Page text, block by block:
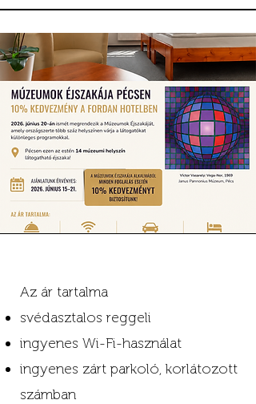
Az ár tartalma
svédasztalos reggeli
ingyenes Wi-Fi-használat
ingyenes zárt parkoló, korlátozott
számban